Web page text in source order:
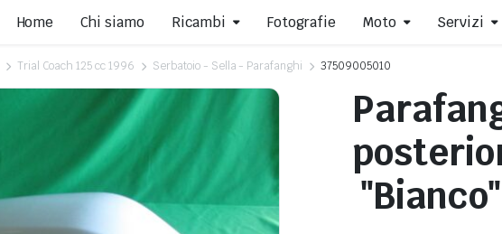
Home Chi siamo Ricambi Fotografie Moto Servizi
Trial Coach 125 cc 1996 Serbatoio - Sella - Parafanghi 37509005010
"Bianco"